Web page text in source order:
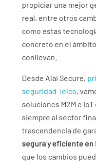
propiciar una mejor
real, entre otros
cómo estas
concreto en el
conllevan.
Desde Alai Secure,
seguridad Telco,
soluciones M2M e
siempre al sector
trascendencia de
segura y eficiente
que los cambios